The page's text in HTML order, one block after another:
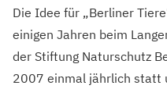
Die Idee für „Berliner
einigen Jahren beim
der Stiftung Naturschutz
2007 einmal jährlich statt